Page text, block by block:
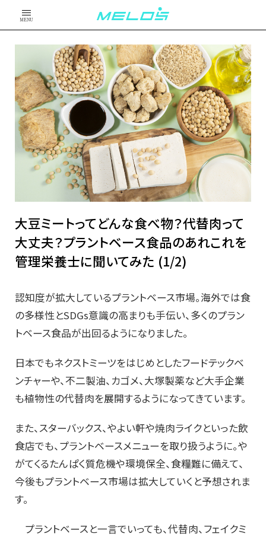
MENU
大豆ミートってどんな食べ物？代替肉って
大丈夫？プラントベース食品のあれこれを
管理栄養士に聞いてみた (1/2)
認知度が拡大しているプラントベース市場。海外では食
の多様性とSDGs意識の高まりも手伝い、多くのプラン
トベース食品が出回るようになりました。
日本でもネクストミーツをはじめとしたフードテックベ
ンチャーや、不二製油、カゴメ、大塚製薬など大手企業
も植物性の代替肉を展開するようになってきています。
また、スターバックス、やよい軒や焼肉ライクといった飲
食店でも、プラントベースメニューを取り扱うように。や
がてくるたんぱく質危機や環境保全、食糧難に備えて、
今後もプラントベース市場は拡大していくと予想されま
す。
プラントベースと一言でいっても、代替肉、フェイクミ